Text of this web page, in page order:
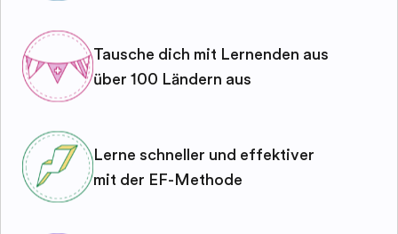
Tausche dich mit Lernenden aus
über 100 Ländern aus
Lerne schneller und effektiver
mit der EF-Methode